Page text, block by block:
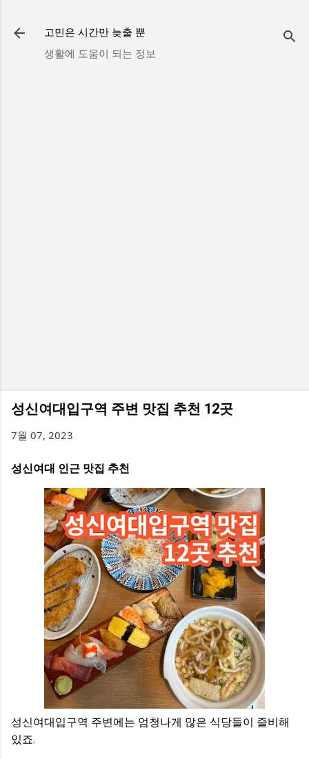
고민은 시간만 늦출 뿐
생활에 도움이 되는 정보
성신여대입구역 주변 맛집 추천 12곳
7월 07, 2023
성신여대 인근 맛집 추천
성신여대입구역 주변에는 엄청나게 많은 식당들이 즐비해
있죠.